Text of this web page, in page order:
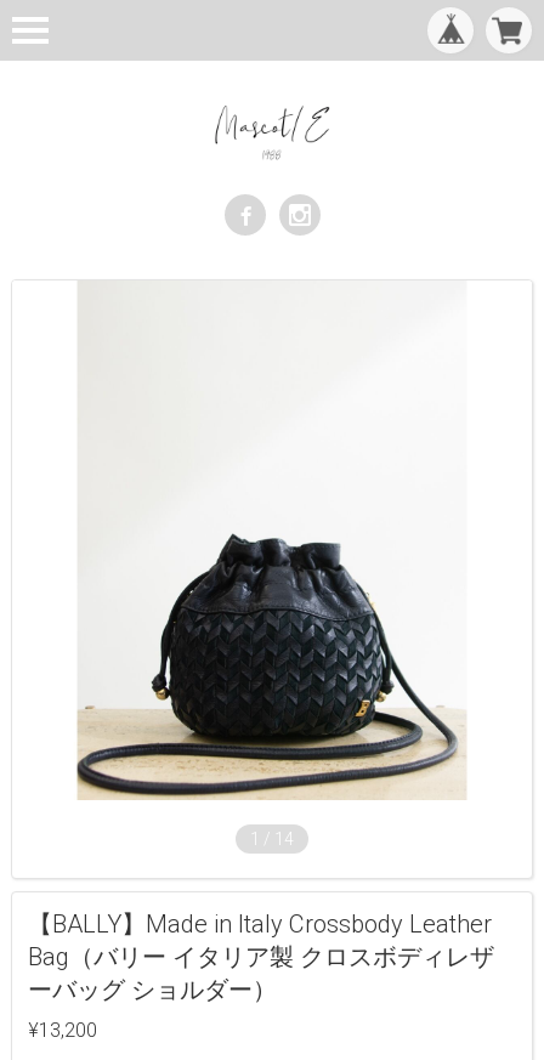
1 / 14
【BALLY】Made in Italy Crossbody Leather
Bag（バリー イタリア製 クロスボディレザ
ーバッグ ショルダー）
¥13,200